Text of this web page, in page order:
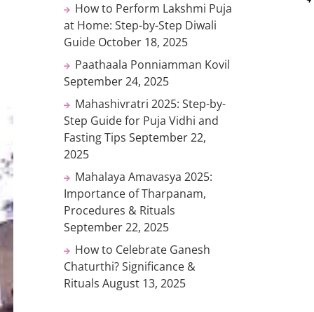
How to Perform Lakshmi Puja
at Home: Step-by-Step Diwali
Guide October 18, 2025
Paathaala Ponniamman Kovil
September 24, 2025
Mahashivratri 2025: Step-by-
Step Guide for Puja Vidhi and
Fasting Tips September 22,
2025
Mahalaya Amavasya 2025:
Importance of Tharpanam,
Procedures & Rituals
September 22, 2025
How to Celebrate Ganesh
Chaturthi? Significance &
Rituals August 13, 2025